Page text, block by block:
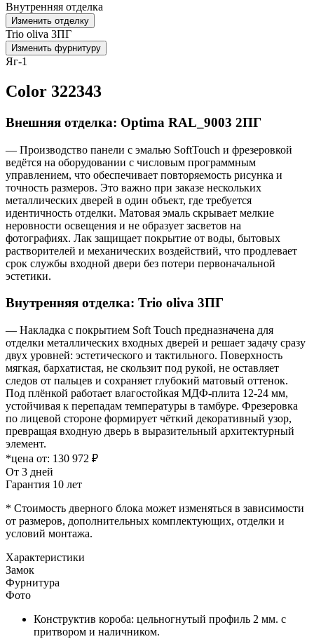
Внутренняя отделка
Изменить отделку
Trio oliva 3ПГ
Изменить фурнитуру
Яг-1
Color 322343
Внешняя отделка: Optima RAL_9003 2ПГ
— Производство панели с эмалью SoftTouch и фрезеровкой
ведётся на оборудовании с числовым программным
управлением, что обеспечивает повторяемость рисунка и
точность размеров. Это важно при заказе нескольких
металлических дверей в один объект, где требуется
идентичность отделки. Матовая эмаль скрывает мелкие
неровности освещения и не образует засветов на
фотографиях. Лак защищает покрытие от воды, бытовых
растворителей и механических воздействий, что продлевает
срок службы входной двери без потери первоначальной
эстетики.
Внутренняя отделка: Trio oliva 3ПГ
— Накладка с покрытием Soft Touch предназначена для
отделки металлических входных дверей и решает задачу сразу
двух уровней: эстетического и тактильного. Поверхность
мягкая, бархатистая, не скользит под рукой, не оставляет
следов от пальцев и сохраняет глубокий матовый оттенок.
Под плёнкой работает влагостойкая МДФ-плита 12-24 мм,
устойчивая к перепадам температуры в тамбуре. Фрезеровка
по лицевой стороне формирует чёткий декоративный узор,
превращая входную дверь в выразительный архитектурный
элемент.
*цена от: 130 972 ₽
От 3 дней
Гарантия 10 лет
* Стоимость дверного блока может изменяться в зависимости
от размеров, дополнительных комплектующих, отделки и
условий монтажа.
Характеристики
Замок
Фурнитура
Фото
Конструктив короба: цельногнутый профиль 2 мм. с
притвором и наличником.